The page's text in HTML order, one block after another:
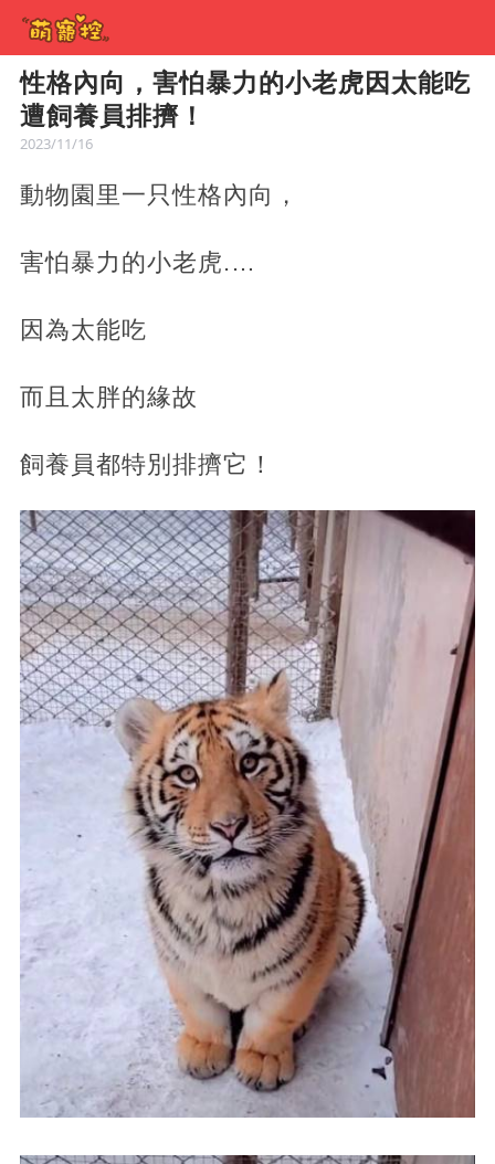
性格內向，害怕暴力的小老虎因太能吃
遭飼養員排擠！
2023/11/16
動物園里一只性格內向，
害怕暴力的小老虎.…
因為太能吃
而且太胖的緣故
飼養員都特別排擠它！